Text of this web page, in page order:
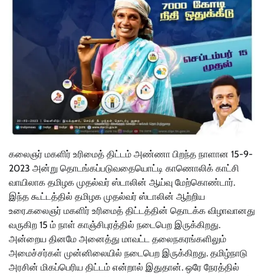
கலைஞர் மகளிர் உரிமைத் திட்டம் அண்ணா பிறந்த நாளான 15-9-
2023 அன்று தொடங்கப்படுவதையொட்டி காணொலிக் காட்சி
வாயிலாக தமிழக முதல்வர் ஸ்டாலின் ஆய்வு மேற்கொண்டார்.
இந்த கூட்டத்தில் தமிழக முதல்வர் ஸ்டாலின் ஆற்றிய
உரை.கலைஞர் மகளிர் உரிமைத் திட்டத்தின் தொடக்க விழாவானது
வருகிற 15 ம் நாள் காஞ்சிபுரத்தில் நடைபெற இருக்கிறது.
அன்றைய தினமே அனைத்து மாவட்ட தலைநகரங்களிலும்
அமைச்சர்கள் முன்னிலையில் நடைபெற இருக்கிறது. தமிழ்நாடு
அரசின் மிகப்பெரிய திட்டம் என்றால் இதுதான். ஒரே நேரத்தில்